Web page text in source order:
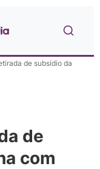
de subsídio da
de
com